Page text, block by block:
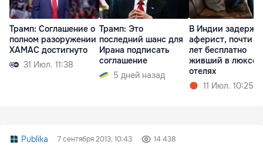
Трамп: Соглашение о
полном разоружении
ХАМАС достигнуто
31 Июл. 11:38
Трамп: Это
последний шанс для
Ирана подписать
соглашение
5 дней назад
В Индии
аферист, почти
лет бесплатно
живший в
отелях
11 Июл. 10:25
Publika 7 сентября 2013, 10:43 14 438